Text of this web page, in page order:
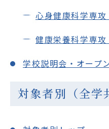
心身健康科学専
健康栄養科学専
学校説明会・オープ
対象者別（全学